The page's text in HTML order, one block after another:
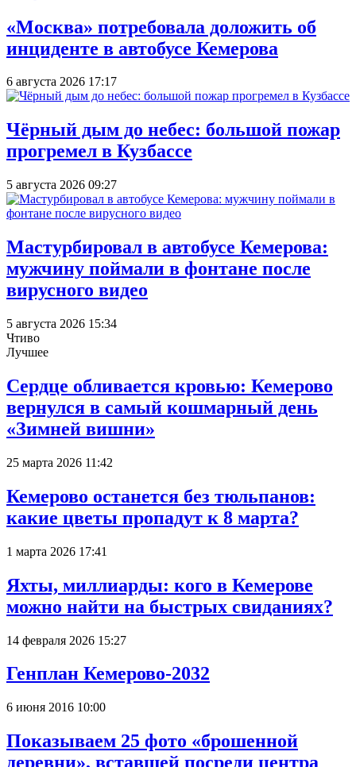
«Москва» потребовала доложить об
инциденте в автобусе Кемерова
6 августа 2026 17:17
Чёрный дым до небес: большой пожар
прогремел в Кузбассе
5 августа 2026 09:27
Мастурбировал в автобусе Кемерова:
мужчину поймали в фонтане после
вирусного видео
5 августа 2026 15:34
Чтиво
Лучшее
Сердце обливается кровью: Кемерово
вернулся в самый кошмарный день
«Зимней вишни»
25 марта 2026 11:42
Кемерово останется без тюльпанов:
какие цветы пропадут к 8 марта?
1 марта 2026 17:41
Яхты, миллиарды: кого в Кемерове
можно найти на быстрых свиданиях?
14 февраля 2026 15:27
Генплан Кемерово-2032
6 июня 2016 10:00
Показываем 25 фото «брошенной
деревни», вставшей посреди центра